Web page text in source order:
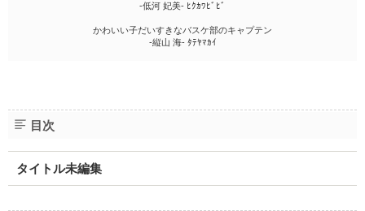
-低河 妃美- ﾋｸｶﾜﾋﾞﾋﾞ
かわいい子だいすきなバスケ部のキャプテン
-縦山 海- ﾀﾃﾔﾏｶｲ
目次
タイトル未編集